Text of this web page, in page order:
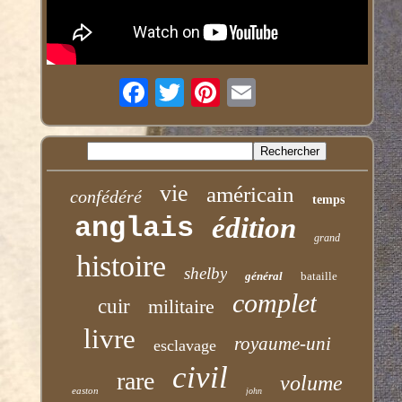
confédéré vie américain temps
anglais édition grand
histoire shelby général bataille
cuir militaire complet
livre esclavage royaume-uni
easton rare civil john volume